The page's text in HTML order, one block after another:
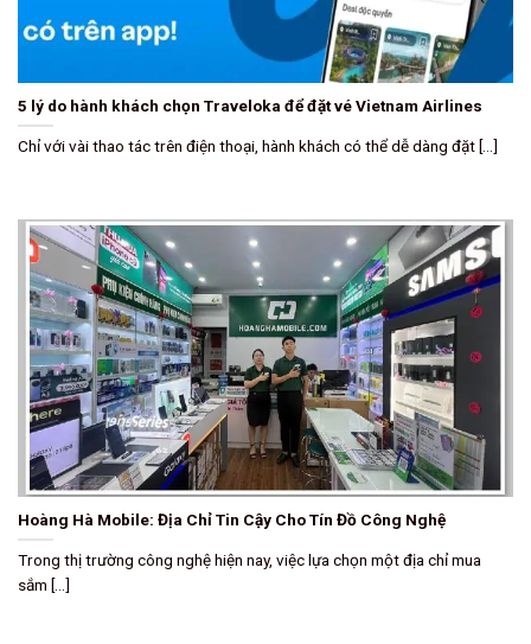
5 lý do hành khách chọn Traveloka để đặt vé Vietnam Airlines
Chỉ với vài thao tác trên điện thoại, hành khách có thể dễ dàng đặt [...]
Hoàng Hà Mobile: Địa Chỉ Tin Cậy Cho Tín Đồ Công Nghệ
Trong thị trường công nghệ hiện nay, việc lựa chọn một địa chỉ mua
sắm [...]